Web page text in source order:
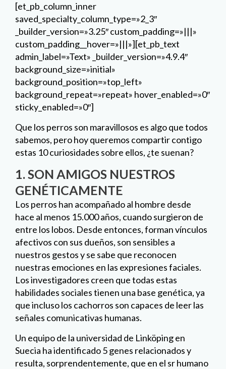
[et_pb_column_inner
saved_specialty_column_type=»2_3″
_builder_version=»3.25″ custom_padding=»|||»
custom_padding__hover=»|||»][et_pb_text
admin_label=»Text» _builder_version=»4.9.4″
background_size=»initial»
background_position=»top_left»
background_repeat=»repeat» hover_enabled=»0″
sticky_enabled=»0″]
Que los perros son maravillosos es algo que todos
sabemos, pero hoy queremos compartir contigo
estas 10 curiosidades sobre ellos, ¿te suenan?
1. SON AMIGOS NUESTROS
GENÉTICAMENTE
Los perros han acompañado al hombre desde
hace al menos 15.000 años, cuando surgieron de
entre los lobos. Desde entonces, forman vínculos
afectivos con sus dueños, son sensibles a
nuestros gestos y se sabe que reconocen
nuestras emociones en las expresiones faciales.
Los investigadores creen que todas estas
habilidades sociales tienen una base genética, ya
que incluso los cachorros son capaces de leer las
señales comunicativas humanas.
Un equipo de la universidad de Linköping en
Suecia ha identificado 5 genes relacionados y
resulta, sorprendentemente, que en el sr humano